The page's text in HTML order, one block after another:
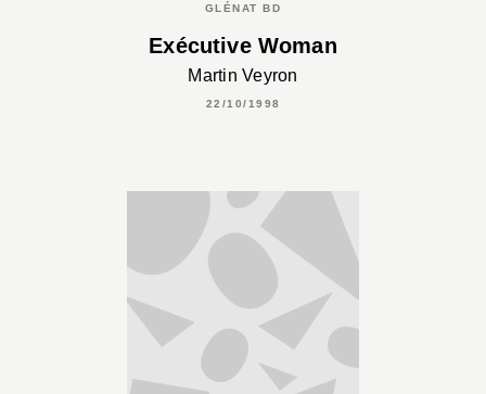
GLÉNAT BD
Exécutive Woman
Martin Veyron
22/10/1998